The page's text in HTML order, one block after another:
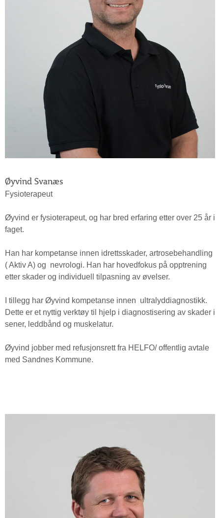
Øyvind Svanæs
Fysioterapeut
Øyvind er fysioterapeut, og har bred erfaring etter over 25 år i
faget.
Han har kompetanse innen idrettsskader, artrosebehandling
( Aktiv A) og nevrologi. Han har hovedfokus på opptrening
etter skader og individuell tilpasning av øvelser.
I tillegg har Øyvind kompetanse innen ultralyddiagnostikk.
Dette er et nyttig verktøy til hjelp i diagnostisering av skader i
sener, leddbånd og muskelatur.
Øyvind jobber med refusjonsrett fra HELFO/ offentlig avtale
med Sandnes Kommune.